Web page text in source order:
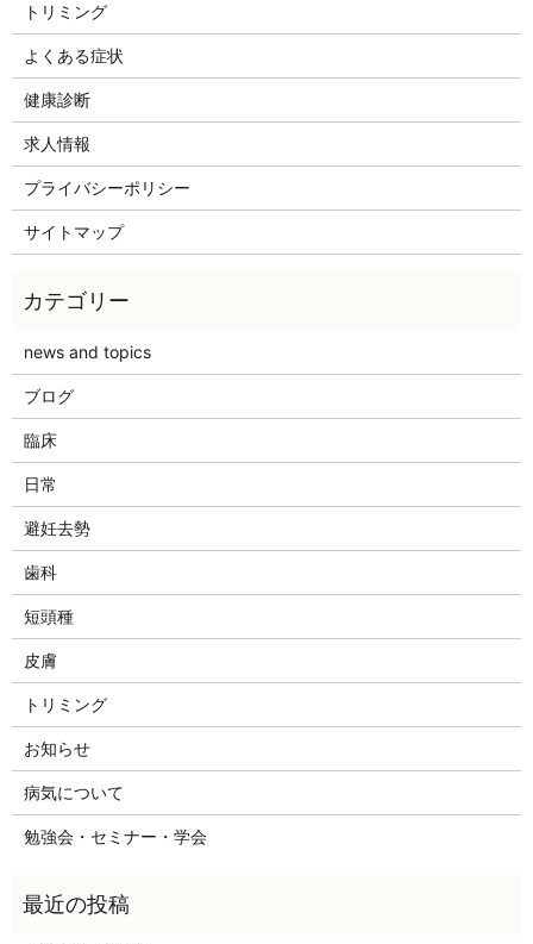
トリミング
よくある症状
健康診断
求人情報
プライバシーポリシー
サイトマップ
news and topics
ブログ
臨床
日常
避妊去勢
歯科
短頭種
皮膚
トリミング
お知らせ
病気について
勉強会・セミナー・学会